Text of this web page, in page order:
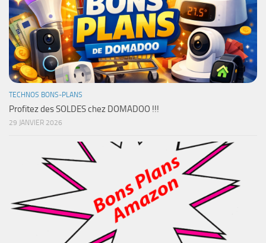
TECHNOS BONS-PLANS
Profitez des SOLDES chez DOMADOO !!!
29 JANVIER 2026